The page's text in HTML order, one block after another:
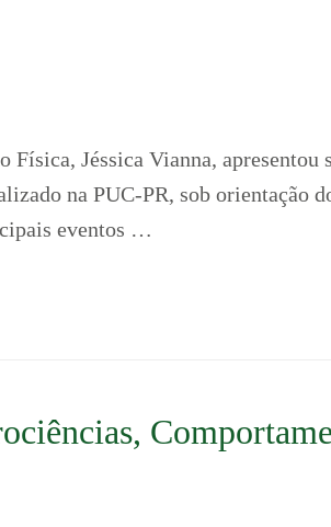
Física, Jéssica Vianna, apresentou
na PUC-PR, sob orientação
eventos …